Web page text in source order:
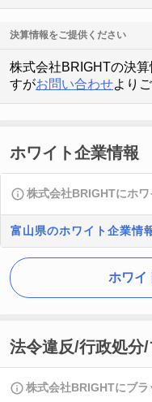
決算情報をご提供ください
株式会社BRIGHTの決
すがお問い合わせより
ホワイト企業情報
株式会社BRIGHTにホワ
富山県のホワイト企業情
ホワイ
法令違反/行政処分
株式会社BRIGHTにブラ